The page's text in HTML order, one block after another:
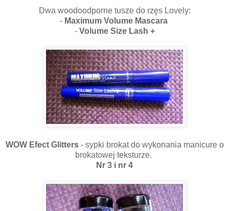
Dwa woodoodporne tusze do rzęs Lovely:
- Maximum Volume Mascara
- Volume Size Lash +
WOW Efect Glitters - sypki brokat do wykonania manicure o
brokatowej teksturze.
Nr 3 i nr 4